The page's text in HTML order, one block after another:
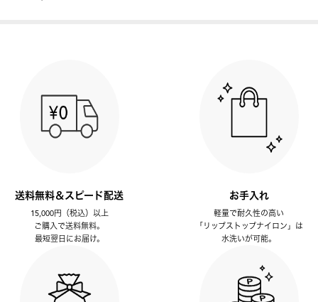
送料無料＆スピード配送
15,000円（税込）以上
ご購入で送料無料。
最短翌日にお届け。
お手入れ
軽量で耐久性の高い
「リップストップナイロン」は
水洗いが可能。